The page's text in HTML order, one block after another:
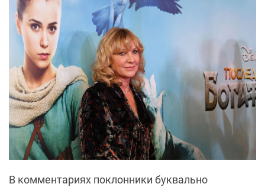
В комментариях поклонники буквально